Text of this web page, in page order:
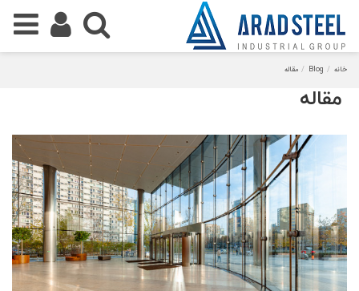
خانه Blog مقاله
مقاله